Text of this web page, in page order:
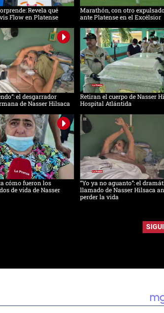
Revela qué
Flow en Platense
Marathón, con otro
ante Platense en el Excélsior
el desgarrador
de Nasser Hilsaca
Retiran el cuerpo de Nasser
Hospital Atlántida
cómo fueron los
de vida de Nasser
“Yo ya no aguanto”: el
llamado de Nasser Hilsaca
perder la vida